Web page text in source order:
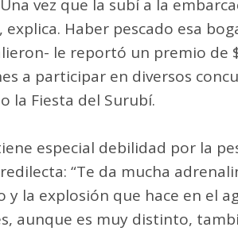
vez que la subí a la
explica. Haber pescado esa
le reportó un premio de
a participar en diversos
la Fiesta del Surubí.
especial debilidad por la
“Te da mucha
y la explosión que hace en el
aunque es muy distinto,